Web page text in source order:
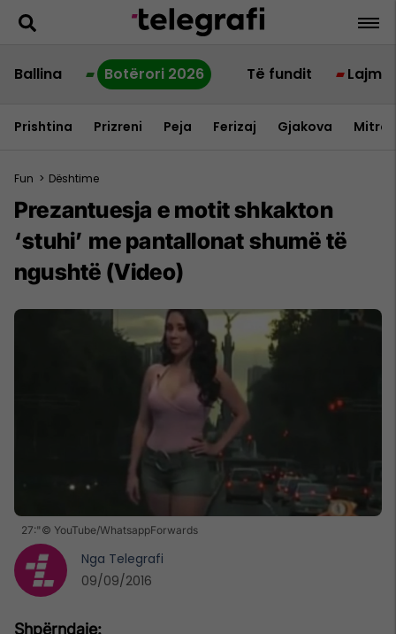
Ballina Botërori 2026 Të fundit Lajme
Prishtina Prizreni Peja Ferizaj Gjakova
Fun > Dështime
Prezantuesja e motit shkakton
‘stuhi’ me pantallonat shumë të
ngushtë (Video)
27:"© YouTube/WhatsappForwards
Nga Telegrafi
09/09/2016